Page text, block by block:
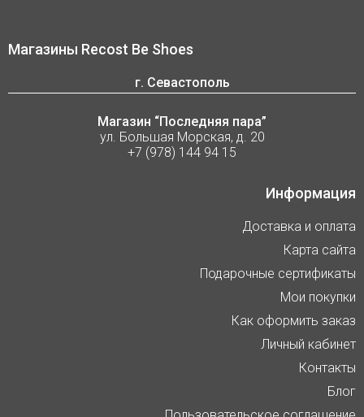
Магазины Recost Be Shoes
г. Севастополь
Магазин “Последняя пара”
ул. Большая Морская, д. 20
+7 (978) 144 94 15
Информация
Доставка и оплата
Карта сайта
Подарочные сертификаты
Мои покупки
Как оформить заказ
Личный кабинет
Контакты
Блог